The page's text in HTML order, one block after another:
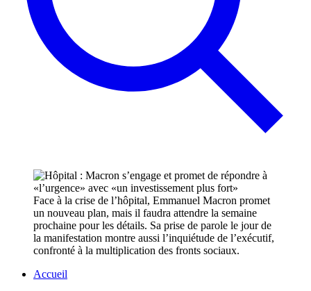
Face à la crise de l’hôpital, Emmanuel Macron promet
un nouveau plan, mais il faudra attendre la semaine
prochaine pour les détails. Sa prise de parole le jour de
la manifestation montre aussi l’inquiétude de l’exécutif,
confronté à la multiplication des fronts sociaux.
Accueil